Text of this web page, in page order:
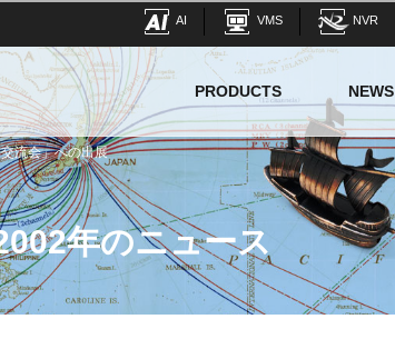
AI VMS NVR
PRODUCTS NEWS
流会」への出展
年のニュース